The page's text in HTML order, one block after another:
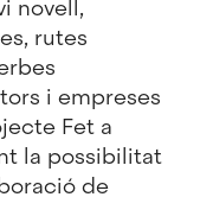
novell,
rutes
i empreses
Fet a
la possibilitat
de